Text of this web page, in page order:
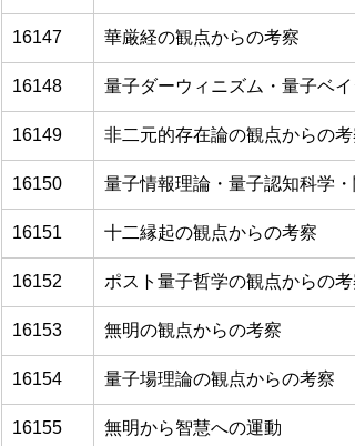
16147 華厳経の観点からの考察
16148 量子ダーウィニズム・量子ベ
16149 非二元的存在論の観点からの考
16150 量子情報理論・量子認知科学
16151 十二縁起の観点からの考察
16152 ポスト量子哲学の観点からの考
16153 無明の観点からの考察
16154 量子場理論の観点からの考察
16155 無明から智慧への運動